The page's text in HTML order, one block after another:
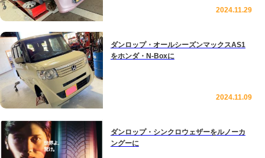
2024.11.29
ダンロップ・オールシーズンマックスAS1
をホンダ・N-Boxに
2024.11.09
ダンロップ・シンクロウェザーをルノーカ
ングーに